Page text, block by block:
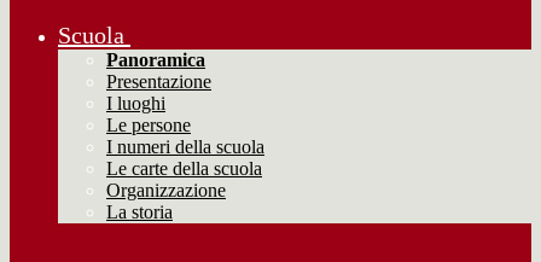
Scuola
Panoramica
Presentazione
I luoghi
Le persone
I numeri della scuola
Le carte della scuola
Organizzazione
La storia